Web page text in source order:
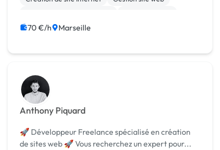
WordPress
Community management
70 €/h Marseille
Anthony Piquard
🚀 Développeur Freelance spécialisé en création
de sites web 🚀 Vous recherchez un expert pour...